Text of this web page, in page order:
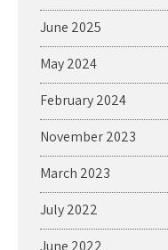
June 2025
May 2024
February 2024
November 2023
March 2023
July 2022
June 2022